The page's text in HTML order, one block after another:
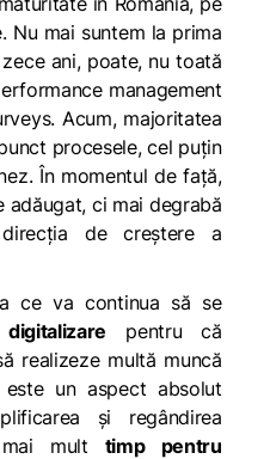
Nu mai suntem la prima
ani, poate, nu toată
management
Acum, majoritatea
procesele, cel puțin
În momentul de față,
adăugat, ci mai degrabă
de creștere a
ce va continua să se
digitalizare pentru că
realizeze multă muncă
un aspect absolut
și regândirea
mult timp pentru